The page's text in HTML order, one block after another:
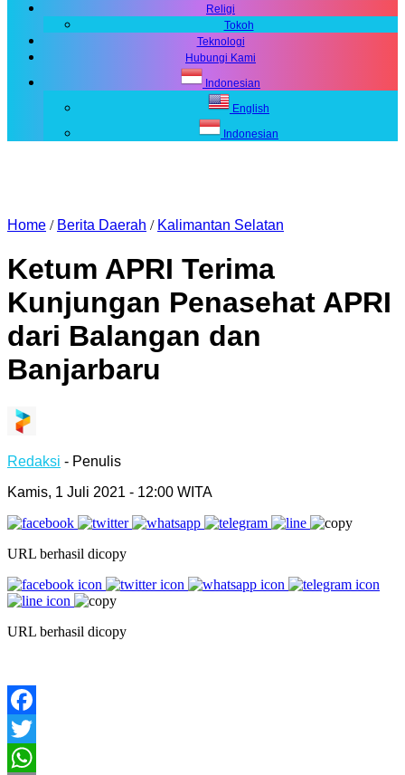
Religi
Tokoh
Teknologi
Hubungi Kami
Indonesian
English
Indonesian
Home / Berita Daerah / Kalimantan Selatan
Ketum APRI Terima
Kunjungan Penasehat APRI
dari Balangan dan
Banjarbaru
Redaksi - Penulis
Kamis, 1 Juli 2021 - 12:00 WITA
URL berhasil dicopy
URL berhasil dicopy
Facebook
Twitter